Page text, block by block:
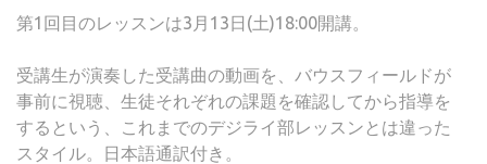
第1回目のレッスンは3月13日(土)18:00開講。
受講生が演奏した受講曲の動画を、バウスフィールドが
事前に視聴、生徒それぞれの課題を確認してから指導を
するという、これまでのデジライ部レッスンとは違った
スタイル。日本語通訳付き。